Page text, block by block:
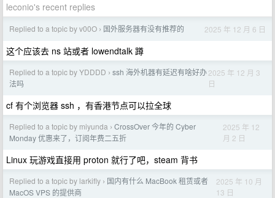
leconio's recent replies
Replied to a topic by v00O › 国外服务器有没有推荐的 2025 年 12 月 6 日
这个应该去 ns 站或者 lowendtalk 蹲
Replied to a topic by YDDDD › ssh 海外机器有延迟有啥好办
法吗
2025 年 12 月 3
日
cf 有个浏览器 ssh ，有香港节点可以拉全球
Replied to a topic by miyunda › CrossOver 今年的 Cyber
Monday 优惠来了，订阅年费二五折
2025 年 12
月 2 日
Linux 玩游戏直接用 proton 就行了吧，steam 背书
Replied to a topic by larkifly › 国内有什么 MacBook 租赁或者
MacOS VPS 的提供商
2025 年 10 月
13 日